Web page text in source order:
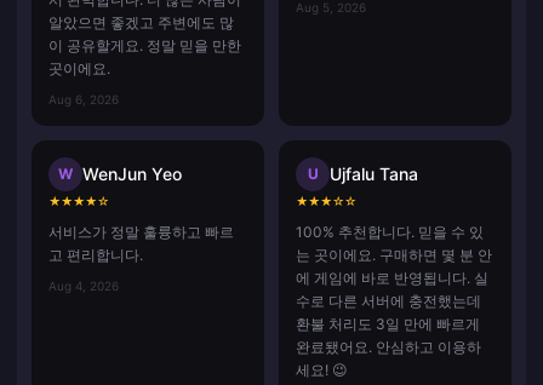
알았으면 좋겠고 주변에도 많
이 공유할게요. 정말 믿을 만한
곳이에요.
Aug 6, 2026
Aug 5, 2026
W WenJun Yeo
★★★★☆
서비스가 정말 훌륭하고 빠르
고 편리합니다.
Aug 4, 2026
U Ujfalu Tana
★★★☆☆
100% 추천합니다. 믿을 수 있
는 곳이에요. 구매하면 몇 분 안
에 게임에 바로 반영됩니다. 실
수로 다른 서버에 충전했는데
환불 처리도 3일 만에 빠르게
완료됐어요. 안심하고 이용하
세요! 😉